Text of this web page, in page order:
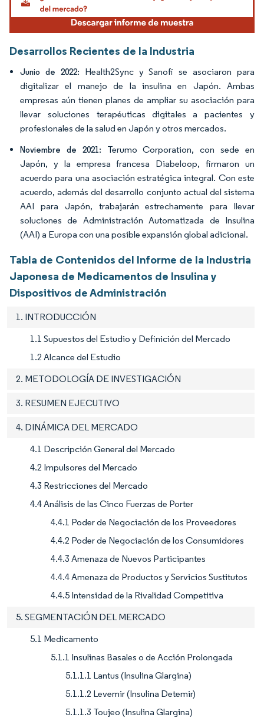
Desarrollos Recientes de la Industria
Junio de 2022: Health2Sync y Sanofi se asociaron para
digitalizar el manejo de la insulina en Japón. Ambas
empresas aún tienen planes de ampliar su asociación para
llevar soluciones terapéuticas digitales a pacientes y
profesionales de la salud en Japón y otros mercados.
Noviembre de 2021: Terumo Corporation, con sede en
Japón, y la empresa francesa Diabeloop, firmaron un
acuerdo para una asociación estratégica integral. Con este
acuerdo, además del desarrollo conjunto actual del sistema
AAI para Japón, trabajarán estrechamente para llevar
soluciones de Administración Automatizada de Insulina
(AAI) a Europa con una posible expansión global adicional.
Tabla de Contenidos del Informe de la Industria
Japonesa de Medicamentos de Insulina y
Dispositivos de Administración
1. INTRODUCCIÓN
1.1 Supuestos del Estudio y Definición del Mercado
1.2 Alcance del Estudio
2. METODOLOGÍA DE INVESTIGACIÓN
3. RESUMEN EJECUTIVO
4. DINÁMICA DEL MERCADO
4.1 Descripción General del Mercado
4.2 Impulsores del Mercado
4.3 Restricciones del Mercado
4.4 Análisis de las Cinco Fuerzas de Porter
4.4.1 Poder de Negociación de los Proveedores
4.4.2 Poder de Negociación de los Consumidores
4.4.3 Amenaza de Nuevos Participantes
4.4.4 Amenaza de Productos y Servicios Sustitutos
4.4.5 Intensidad de la Rivalidad Competitiva
5. SEGMENTACIÓN DEL MERCADO
5.1 Medicamento
5.1.1 Insulinas Basales o de Acción Prolongada
5.1.1.1 Lantus (Insulina Glargina)
5.1.1.2 Levemir (Insulina Detemir)
5.1.1.3 Toujeo (Insulina Glargina)